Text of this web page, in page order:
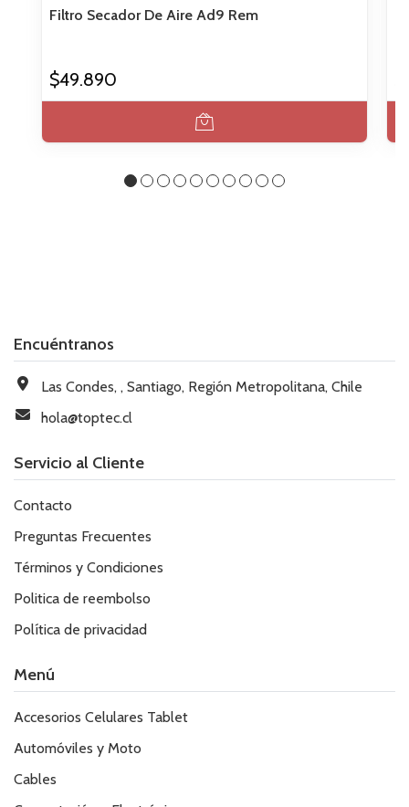
Filtro Secador De Aire Ad9 Rem
$49.890
Encuéntranos
Las Condes, , Santiago, Región Metropolitana, Chile
hola@toptec.cl
Servicio al Cliente
Contacto
Preguntas Frecuentes
Términos y Condiciones
Politica de reembolso
Política de privacidad
Menú
Accesorios Celulares Tablet
Automóviles y Moto
Cables